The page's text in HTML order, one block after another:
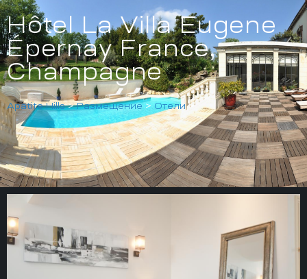
Hôtel La Villa Eugene
Épernay France,
Champagne
Apatite Hills>Размещение> Отели>